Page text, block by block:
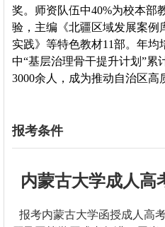
奖。师资队伍中40%为校本部
验，主编《北疆区域发展案例
实践》等特色教材11部。年均
中“基层治理骨干提升计划”累
3000余人，成为推动自治区高
报考条件
内蒙古大学成人高
报考内蒙古大学函授成人高